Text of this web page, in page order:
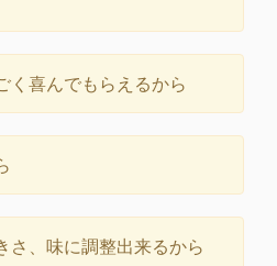
く喜んでもらえるから
さ、味に調整出来るから